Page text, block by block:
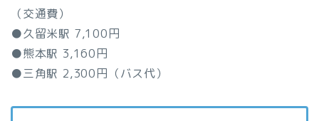
（交通費）
●久留米駅 7,100円
●熊本駅 3,160円
●三角駅 2,300円（バス代）